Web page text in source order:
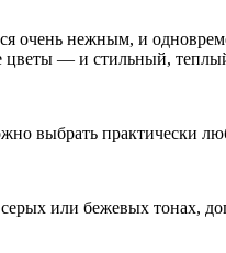
очень нежным, и
цветы — и стильный,
выбрать практически
или бежевых тонах,